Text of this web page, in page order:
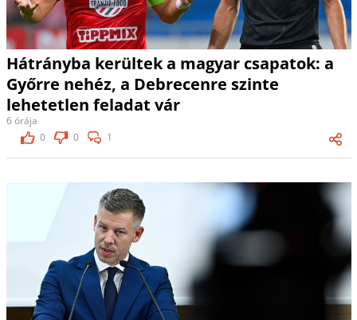
Hátrányba kerültek a magyar csapatok: a
Győrre nehéz, a Debrecenre szinte
lehetetlen feladat vár
6 órája
0
0 1